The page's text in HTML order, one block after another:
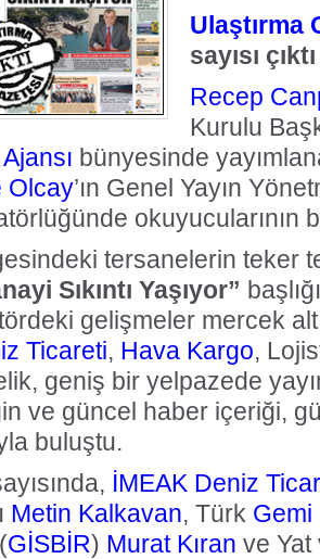
Ulaştırma
sayısı çıktı
Recep
Kurulu
bünyesinde
Olcay’ın Genel Yayın
okuyucularının
tersanelerin teker
Sıkıntı Yaşıyor”
gelişmeler mercek
Ticareti, Hava Kargo,
geniş bir yelpazede
ve güncel haber içeriği,
buluştu.
İMEAK Deniz
Metin Kalkavan, Türk Gemi
GİSBİR) Murat Kıran ve Yat